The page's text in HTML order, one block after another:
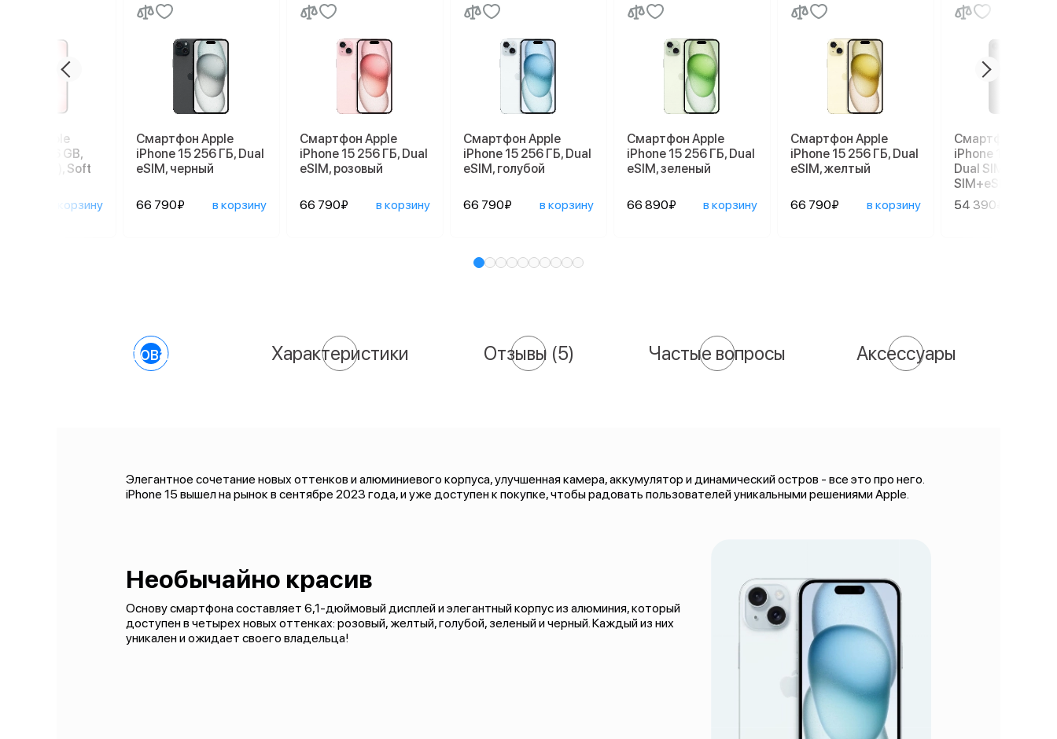
Apple
17e 256 GB,
(eSIM), Soft
в корзину
Смартфон Apple
iPhone 15 256 ГБ, Dual
eSIM, черный
66 790₽ в корзину
Смартфон Apple
iPhone 15 256 ГБ, Dual
eSIM, розовый
66 790₽ в корзину
Смартфон Apple
iPhone 15 256 ГБ, Dual
eSIM, голубой
66 790₽ в корзину
Смартфон Apple
iPhone 15 256 ГБ, Dual
eSIM, зеленый
66 890₽ в корзину
Смартфон Apple
iPhone 15 256 ГБ, Dual
eSIM, желтый
66 790₽ в корзину
Смартфон Apple
iPhone 17e 256
Dual SIM (nano
SIM+eSIM), Black
54 390₽
О товаре Характеристики Отзывы (5) Частые вопросы Аксессуары
Элегантное сочетание новых оттенков и алюминиевого корпуса, улучшенная камера, аккумулятор и динамический остров - все это про него.
iPhone 15 вышел на рынок в сентябре 2023 года, и уже доступен к покупке, чтобы радовать пользователей уникальными решениями Apple.
Необычайно красив
Основу смартфона составляет 6,1-дюймовый дисплей и элегантный корпус из алюминия, который
доступен в четырех новых оттенках: розовый, желтый, голубой, зеленый и черный. Каждый из них
уникален и ожидает своего владельца!